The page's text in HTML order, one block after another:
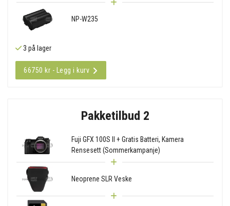
NP-W235
3 på lager
66750 kr - Legg i kurv
Pakketilbud 2
Fuji GFX 100S II + Gratis Batteri, Kamera
Rensesett (Sommerkampanje)
Neoprene SLR Veske